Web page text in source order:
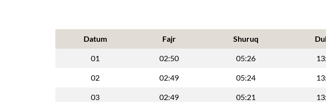
Datum Fajr Shuruq
01 02:50 05:26
02 02:49 05:24
03 02:49 05:21